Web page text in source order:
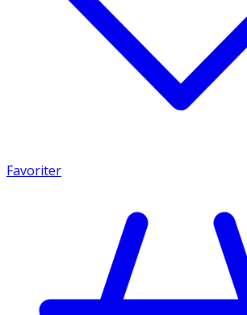
Favoriter